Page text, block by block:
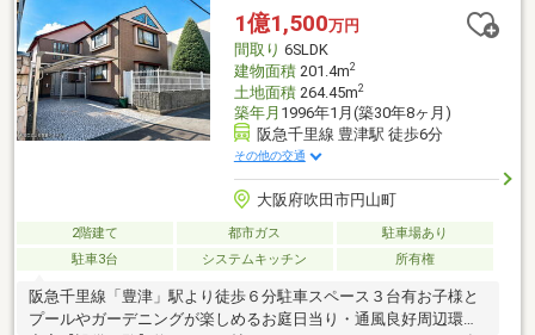
ｍ（徒歩約８分）・ローソン吹田片山2丁目店まで約５５０ｍ（徒
歩約７分）・ココカラファイン吹田グリーンプレイス店まで約４
９０ｍ（徒歩約７分）
1億1,500万円
間取り 6SLDK
建物面積201.4m2
土地面積264.45m2
築年月 1996年1月(築30年8ヶ月)
阪急千里線 豊津駅 徒歩6分
その他の交通
大阪府吹田市円山町
2階建て 都市ガス
駐車場あり
駐車3台
システムキッチン 所有権
阪急千里線「豊津」駅より徒歩６分駐車スペース３台有お子様と
プールやガーデニングが楽しめるお庭日当り・通風良好周辺環境